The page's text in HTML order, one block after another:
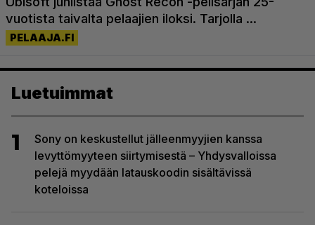
Luetuimmat
1
Sony on keskustellut jälleenmyyjien kanssa
levyttömyyteen siirtymisestä – Yhdysvalloissa
pelejä myydään latauskoodin sisältävissä
koteloissa